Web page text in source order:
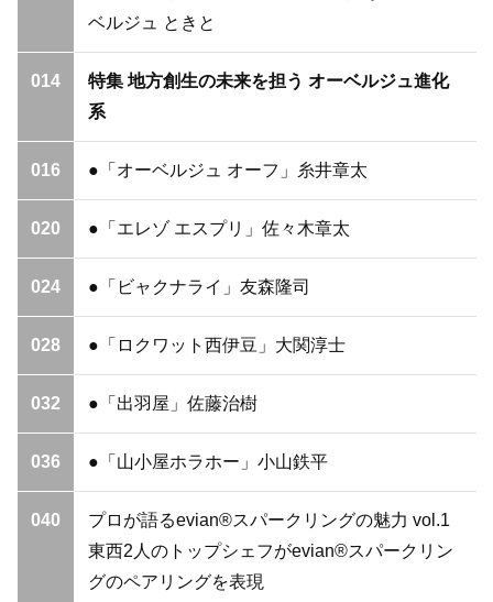
ベルジュ ときと
014
特集 地方創生の未来を担う オーベルジュ進化
系
016 ●「オーベルジュ オーフ」糸井章太
020 ●「エレゾ エスプリ」佐々木章太
024 ●「ビャクナライ」友森隆司
028 ●「ロクワット西伊豆」大関淳士
032 ●「出羽屋」佐藤治樹
036 ●「山小屋ホラホー」小山鉄平
040
プロが語るevian®スパークリングの魅力 vol.1
東西2人のトップシェフがevian®スパークリン
グのペアリングを表現